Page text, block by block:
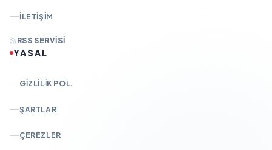
İLETIŞIM
RSS SERVISI
YASAL
GIZLILIK POL.
ŞARTLAR
ÇEREZLER